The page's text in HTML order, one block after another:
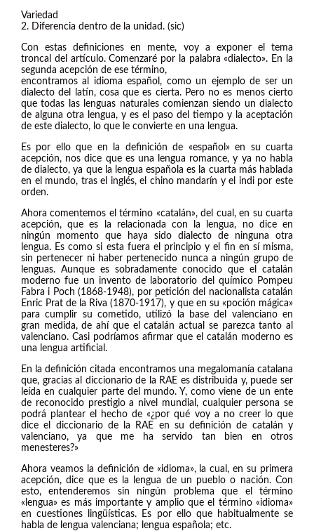
Variedad
2. Diferencia dentro de la unidad. (sic)
Con estas definiciones en mente, voy a exponer el tema
troncal del artículo. Comenzaré por la palabra «dialecto». En la
segunda acepción de ese término,
encontramos al idioma español, como un ejemplo de ser un
dialecto del latín, cosa que es cierta. Pero no es menos cierto
que todas las lenguas naturales comienzan siendo un dialecto
de alguna otra lengua, y es el paso del tiempo y la aceptación
de este dialecto, lo que le convierte en una lengua.
Es por ello que en la definición de «español» en su cuarta
acepción, nos dice que es una lengua romance, y ya no habla
de dialecto, ya que la lengua española es la cuarta más hablada
en el mundo, tras el inglés, el chino mandarín y el indi por este
orden.
Ahora comentemos el término «catalán», del cual, en su cuarta
acepción, que es la relacionada con la lengua, no dice en
ningún momento que haya sido dialecto de ninguna otra
lengua. Es como si esta fuera el principio y el fin en sí misma,
sin pertenecer ni haber pertenecido nunca a ningún grupo de
lenguas. Aunque es sobradamente conocido que el catalán
moderno fue un invento de laboratorio del químico Pompeu
Fabra i Poch (1868-1948), por petición del nacionalista catalán
Enric Prat de la Riva (1870-1917), y que en su «poción mágica»
para cumplir su cometido, utilizó la base del valenciano en
gran medida, de ahí que el catalán actual se parezca tanto al
valenciano. Casi podríamos afirmar que el catalán moderno es
una lengua artificial.
En la definición citada encontramos una megalomanía catalana
que, gracias al diccionario de la RAE es distribuida y, puede ser
leída en cualquier parte del mundo. Y, como viene de un ente
de reconocido prestigio a nivel mundial, cualquier persona se
podrá plantear el hecho de «¿por qué voy a no creer lo que
dice el diccionario de la RAE en su definición de catalán y
valenciano, ya que me ha servido tan bien en otros
menesteres?»
Ahora veamos la definición de «idioma», la cual, en su primera
acepción, dice que es la lengua de un pueblo o nación. Con
esto, entenderemos sin ningún problema que el término
«lengua» es más importante y amplio que el término «idioma»
en cuestiones lingüísticas. Es por ello que habitualmente se
habla de lengua valenciana; lengua española; etc.